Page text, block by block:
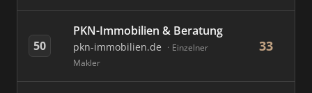
50
PKN-Immobilien & Beratung
pkn-immobilien.de
Einzelner
Makler
33